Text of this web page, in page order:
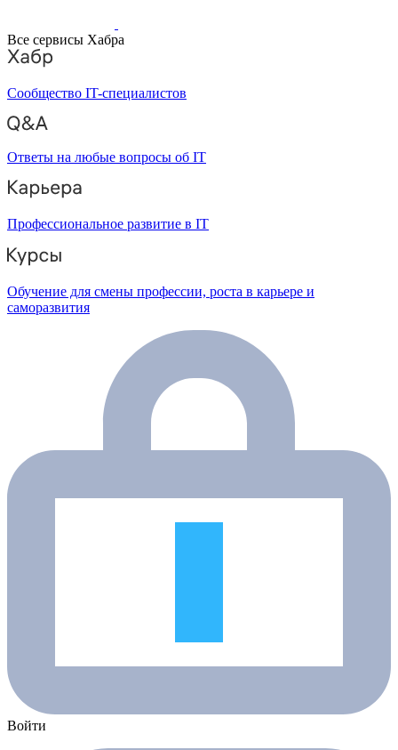
Все сервисы Хабра
Сообщество IT-специалистов
Ответы на любые вопросы об IT
Профессиональное развитие в IT
Обучение для смены профессии, роста в карьере и
саморазвития
Войти